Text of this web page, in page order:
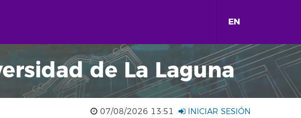
EN
de La Laguna
07/08/2026 13:51 INICIAR SESIÓN